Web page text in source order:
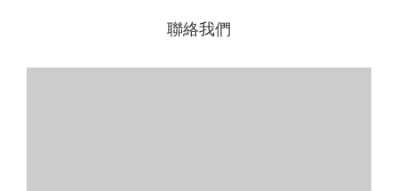
聯絡我們